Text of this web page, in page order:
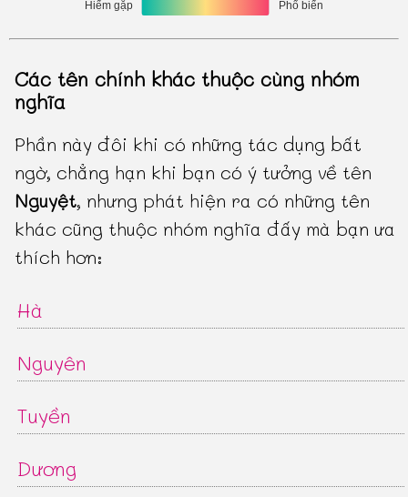
Các tên chính khác thuộc cùng nhóm
nghĩa
Phần này đôi khi có những tác dụng bất
ngờ, chẳng hạn khi bạn có ý tưởng về tên
Nguyệt, nhưng phát hiện ra có những tên
khác cũng thuộc nhóm nghĩa đấy mà bạn ưa
thích hơn:
Hà
Nguyên
Tuyền
Dương